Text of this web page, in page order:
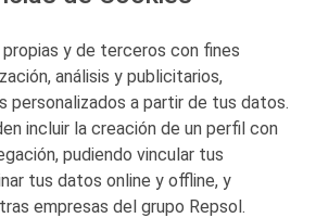
© 2026 Petronor S.A.
CONTACTO
y de terceros con fines
análisis y publicitarios,
personalizados a partir de tus datos.
incluir la creación de un perfil con
pudiendo vincular tus
tus datos online y offline, y
empresas del grupo Repsol.